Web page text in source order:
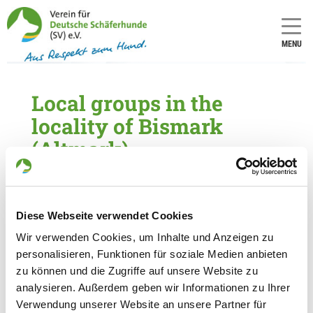
Diese Webseite verwendet Cookies
Wir verwenden Cookies, um Inhalte und Anzeigen zu
personalisieren, Funktionen für soziale Medien anbieten
zu können und die Zugriffe auf unsere Website zu
analysieren. Außerdem geben wir Informationen zu Ihrer
Verwendung unserer Website an unsere Partner für
MENU
Local groups in the
locality of Bismark
(Altmark)
5 local groups found within a distance of 40
km
OG - Klötze
Details
Poppauer Str.
38486 Klötze
OG - Tangermünde